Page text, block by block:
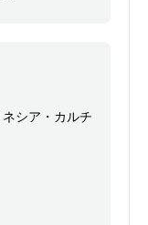
シア・カルチ